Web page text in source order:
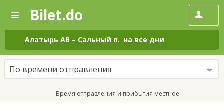
—
Поиск
и
покупка
билетов
на
автобус
онлайн
Bilet.do
Алатырь АВ – Сальный п. на все дни
По времени отправления
Время отправления и прибытия местное